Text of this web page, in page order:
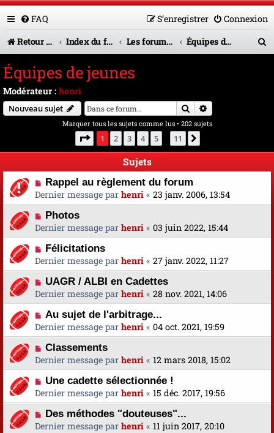
FAQ Connexion
S’enregistrer
Retour vers le site U.A.G.R.
Index du forum Les forums en service Équipes de jeunes
c
h
Équipes de jeunes
Modérateur : henri
Nouveau sujet Rechercher
Marquer tous les sujets comme lus• 202 sujets
Page 1sur11
1 2 3 4 5 11
Sujets
Rappel au règlement du forum
Dernier message par henri « 23 janv. 2006, 13:54
Photos
Dernier message par henri « 03 juin 2022, 15:44
Félicitations
Dernier message par henri « 27 janv. 2022, 11:27
UAGR / ALBI en Cadettes
Dernier message par henri « 28 nov. 2021, 14:06
Au sujet de l'arbitrage...
Dernier message par henri « 04 oct. 2021, 19:59
Classements
Dernier message par henri « 12 mars 2018, 15:02
Une cadette sélectionnée !
Dernier message par henri « 15 déc. 2017, 19:56
Des méthodes "douteuses"...
Dernier message par henri « 11 juin 2017, 20:10